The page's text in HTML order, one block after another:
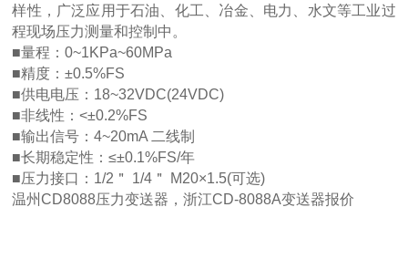
样性，广泛应用于石油、化工、冶金、电力、水文等工业过
程现场压力测量和控制中。
■量程：0~1KPa~60MPa
■精度：±0.5%FS
■供电电压：18~32VDC(24VDC)
■非线性：<±0.2%FS
■输出信号：4~20mA 二线制
■长期稳定性：≤±0.1%FS/年
■压力接口：1/2＂ 1/4＂ M20×1.5(可选)
温州CD8088压力变送器，浙江CD-8088A变送器报价